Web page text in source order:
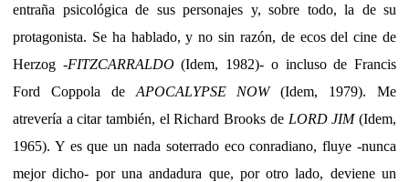
entraña psicológica de sus personajes y, sobre todo, la de su
protagonista. Se ha hablado, y no sin razón, de ecos del cine de
Herzog -FITZCARRALDO(Idem, 1982)- o incluso de Francis
Ford Coppola de APOCALYPSE NOW(Idem, 1979). Me
atrevería a citar también, el Richard Brooks de LORD JIM(Idem,
1965). Y es que un nada soterrado eco conradiano, fluye -nunca
mejor dicho- por una andadura que, por otro lado, deviene un